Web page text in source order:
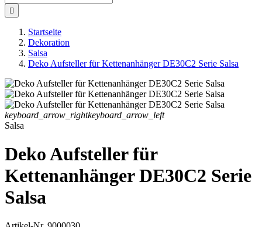

Startseite
Dekoration
Salsa
Deko Aufsteller für Kettenanhänger DE30C2 Serie Salsa
keyboard_arrow_rightkeyboard_arrow_left
Salsa
Deko Aufsteller für
Kettenanhänger DE30C2 Serie
Salsa